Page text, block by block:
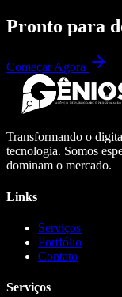
Pronto para
Começar Agora
Transformando o
tecnologia. Somos
dominam o mercado.
Links
Serviços
Portfólio
Contato
Serviços